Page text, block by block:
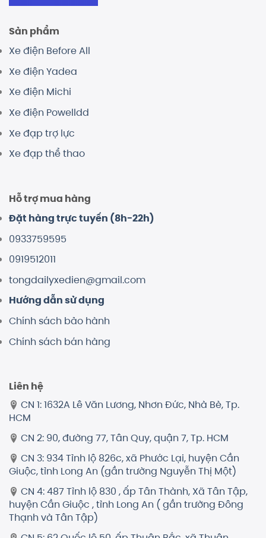
Sản phẩm
Xe điện Before All
Xe điện Yadea
Xe điện Michi
Xe điện Powelldd
Xe đạp trợ lực
Xe đạp thể thao
Hỗ trợ mua hàng
Đặt hàng trực tuyến (8h-22h)
0933759595
0919512011
tongdailyxedien@gmail.com
Hướng dẫn sử dụng
Chính sách bảo hành
Chính sách bán hàng
Liên hệ
CN 1: 1632A Lê Văn Lương, Nhơn Đức, Nhà Bè, Tp.
HCM
CN 2: 90, đường 77, Tân Quy, quận 7, Tp. HCM
CN 3: 934 Tỉnh lộ 826c, xã Phước Lại, huyện Cần
Giuộc, tỉnh Long An (gần trường Nguyễn Thị Một)
CN 4: 487 Tỉnh lộ 830 , ấp Tân Thành, Xã Tân Tập,
huyện Cần Giuộc , tỉnh Long An ( gần trường Đông
Thạnh và Tân Tập)